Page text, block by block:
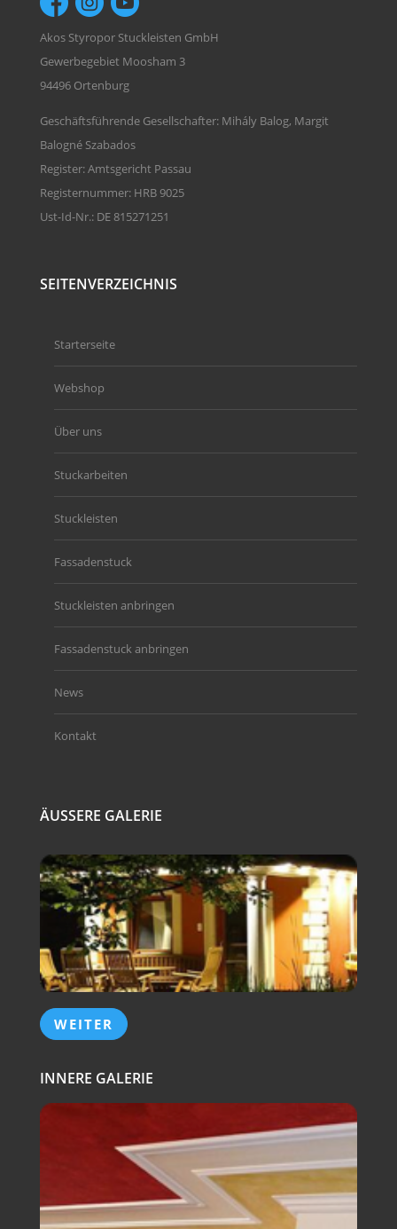
Akos Styropor Stuckleisten GmbH
Gewerbegebiet Moosham 3
94496 Ortenburg
Geschäftsführende Gesellschafter: Mihály Balog, Margit
Balogné Szabados
Register: Amtsgericht Passau
Registernummer: HRB 9025
Ust-Id-Nr.: DE 815271251
SEITENVERZEICHNIS
Starterseite
Webshop
Über uns
Stuckarbeiten
Stuckleisten
Fassadenstuck
Stuckleisten anbringen
Fassadenstuck anbringen
News
Kontakt
ÄUSSERE GALERIE
WEITER
INNERE GALERIE